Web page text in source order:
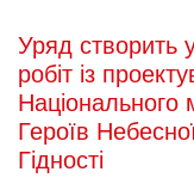
Уряд створить
робіт із
Національного
Героїв
Гідності